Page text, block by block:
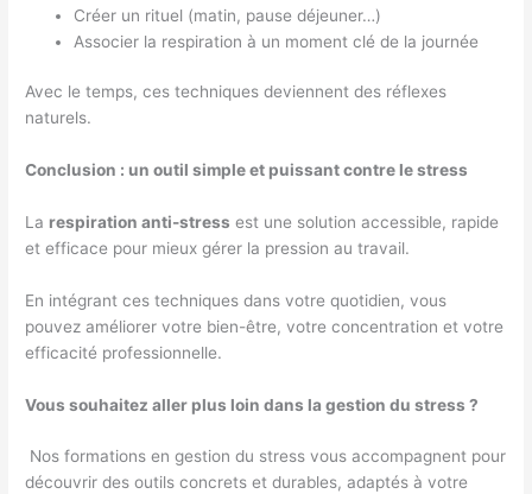
Créer un rituel (matin, pause déjeuner…)
Associer la respiration à un moment clé de la journée
Avec le temps, ces techniques deviennent des réflexes
naturels.
Conclusion : un outil simple et puissant contre le stress
La respiration anti-stress est une solution accessible, rapide
et efficace pour mieux gérer la pression au travail.
En intégrant ces techniques dans votre quotidien, vous
pouvez améliorer votre bien-être, votre concentration et votre
efficacité professionnelle.
Vous souhaitez aller plus loin dans la gestion du stress ?
Nos formations en gestion du stress vous accompagnent pour
découvrir des outils concrets et durables, adaptés à votre